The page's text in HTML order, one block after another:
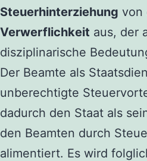
Steuerhinterziehung von
Verwerflichkeit aus, der
disziplinarische
Der Beamte als
unberechtigte
dadurch den Staat als
den Beamten durch
alimentiert. Es wird